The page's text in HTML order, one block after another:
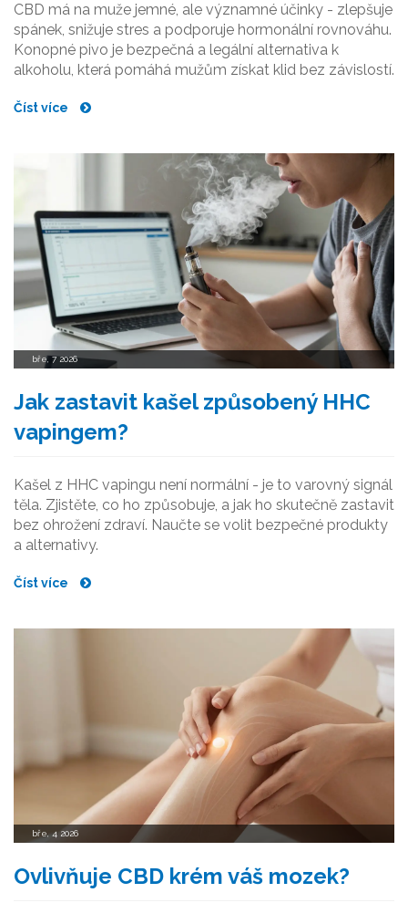
CBD má na muže jemné, ale významné účinky - zlepšuje
spánek, snižuje stres a podporuje hormonální rovnováhu.
Konopné pivo je bezpečná a legální alternativa k
alkoholu, která pomáhá mužům získat klid bez závislostí.
Číst více
bře, 7 2026
Jak zastavit kašel způsobený HHC
vapingem?
Kašel z HHC vapingu není normální - je to varovný signál
těla. Zjistěte, co ho způsobuje, a jak ho skutečně zastavit
bez ohrožení zdraví. Naučte se volit bezpečné produkty
a alternativy.
Číst více
bře, 4 2026
Ovlivňuje CBD krém váš mozek?